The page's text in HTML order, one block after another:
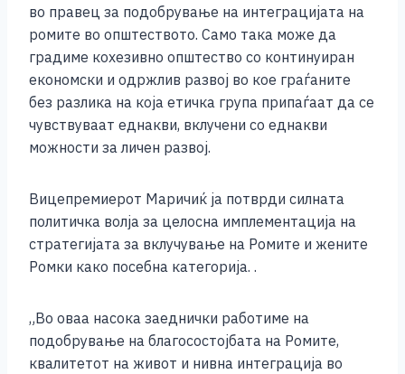
во правец за подобрување на интеграцијата на
ромите во општеството. Само така може да
градиме кохезивно општество со континуиран
економски и одржлив развој во кое граѓаните
без разлика на која етичка група припаѓаат да се
чувствуваат еднакви, вклучени со еднакви
можности за личен развој.
Вицепремиерот Маричиќ ја потврди силната
политичка волја за целосна имплементација на
стратегијата за вклучување на Ромите и жените
Ромки како посебна категорија. .
„Во оваа насока заеднички работиме на
подобрување на благосостојбата на Ромите,
квалитетот на живот и нивна интеграција во